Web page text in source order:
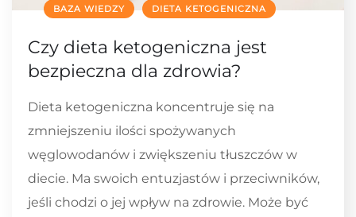
BAZA WIEDZY DIETA KETOGENICZNA
Czy dieta ketogeniczna jest
bezpieczna dla zdrowia?
Dieta ketogeniczna koncentruje się na
zmniejszeniu ilości spożywanych
węglowodanów i zwiększeniu tłuszczów w
diecie. Ma swoich entuzjastów i przeciwników,
jeśli chodzi o jej wpływ na zdrowie. Może być